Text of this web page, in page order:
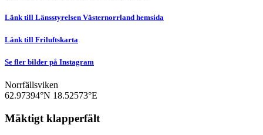
Länk till Länsstyrelsen Västernorrland hemsida
Länk till Friluftskarta
Se fler bilder på Instagram
Norrfällsviken
62.97394°N 18.52573°E
Mäktigt klapperfält